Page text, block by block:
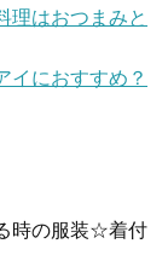
理はおつまみと
イにおすすめ？
時の服装☆着付